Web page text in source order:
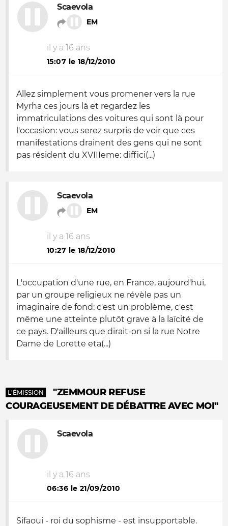
Scaevola
EM
il y a 16 ans
15:07 le 18/12/2010
Allez simplement vous promener vers la rue
Myrha ces jours là et regardez les
immatriculations des voitures qui sont là pour
l'occasion: vous serez surpris de voir que ces
manifestations drainent des gens qui ne sont
pas résident du XVIIIeme: diffici(...)
Scaevola
EM
il y a 16 ans
10:27 le 18/12/2010
L'occupation d'une rue, en France, aujourd'hui,
par un groupe religieux ne révèle pas un
imaginaire de fond: c'est un problème, c'est
même une atteinte plutôt grave à la laïcité de
ce pays. D'ailleurs que dirait-on si la rue Notre
Dame de Lorette eta(...)
L'ÉMISSION
"ZEMMOUR REFUSE
COURAGEUSEMENT DE DÉBATTRE AVEC MOI"
Scaevola
il y a 16 ans
06:36 le 21/09/2010
Sifaoui - roi du sophisme - est insupportable.